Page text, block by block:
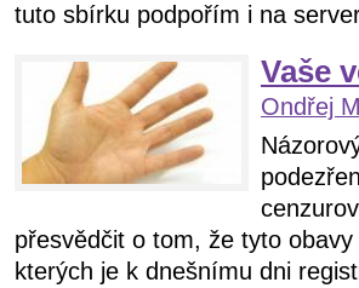
tuto sbírku podpořím i na
Vaše
Ondřej
přesvědčit o tom, že tyto
kterých je k dnešnímu dni